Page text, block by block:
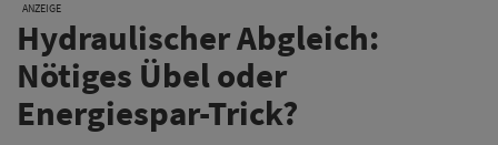
ANZEIGE
Hydraulischer Abgleich:
Nötiges Übel oder
Energiespar-Trick?